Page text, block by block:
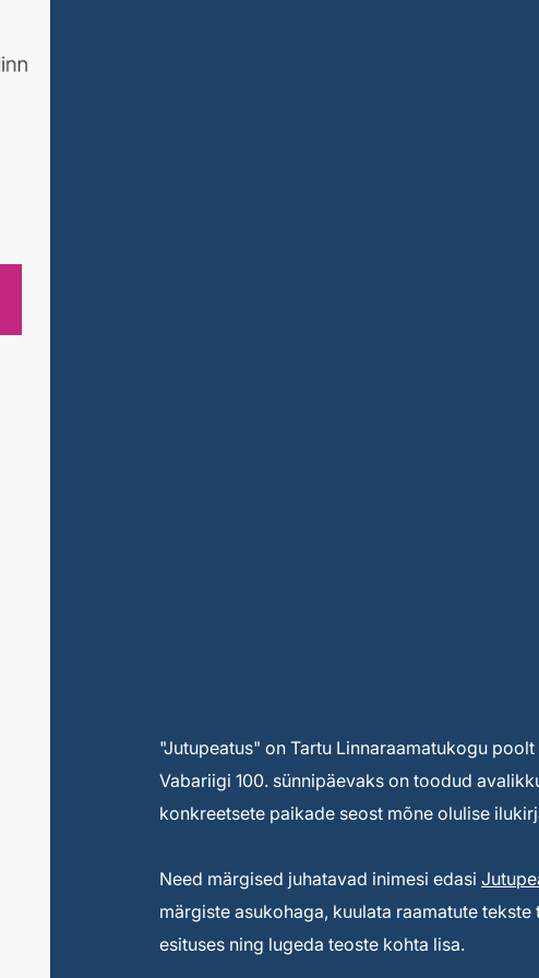
"Jutupeatus" on Tartu Linnaraamatukogu
Vabariigi 100. sünnipäevaks on toodud
konkreetsete paikade seost mõne olulise
Need märgised juhatavad inimesi edasi
märgiste asukohaga, kuulata raamatute
esituses ning lugeda teoste kohta lisa.